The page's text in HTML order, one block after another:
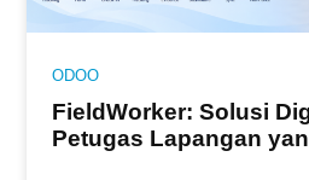
ODOO
FieldWorker: Solusi
Petugas Lapangan